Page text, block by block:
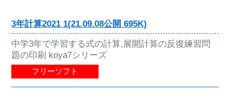
3年計算2021 1(21.09.08公開 695K)
中学3年で学習する式の計算,展開計算の反復練習問
題の印刷 koya7シリーズ
フリーソフト